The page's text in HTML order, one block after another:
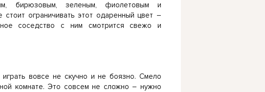
бирюзовым, зеленым, фиолетовым и
ограничивать этот одаренный цвет –
соседство с ним смотрится свежо и
играть вовсе не скучно и не боязно. Смело
комнате. Это совсем не сложно – нужно